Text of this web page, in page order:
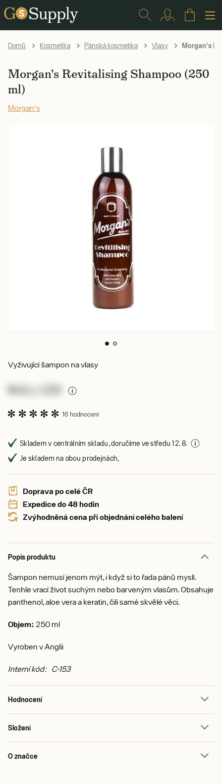
Domů Kosmetika Pánská kosmetika Vlasy Morgan's
Morgan's Revitalising Shampoo (250
ml)
Morgan's
Vyživující šampon na vlasy
NULL CZK
16 hodnocení
Skladem v centrálním skladu, doručíme ve středu 12. 8.
Je skladem na obou prodejnách,
Doprava po celé ČR
Expedice do 48 hodin
Zvýhodněná cena při objednání celého balení
Popis produktu
Šampon nemusí jenom mýt, i když si to řada pánů myslí.
Tenhle vrací život suchým nebo barveným vlasům. Obsahuje
panthenol, aloe vera a keratin, čili samé skvělé věci.
Objem: 250 ml
Vyroben v Anglii
Interní kód: C-153
Hodnocení
Složení
O značce